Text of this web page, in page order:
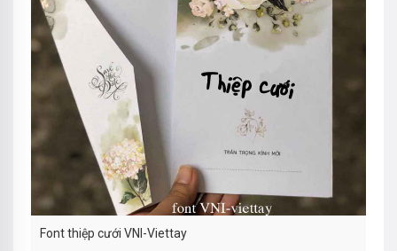
Font thiệp cưới VNI-Viettay